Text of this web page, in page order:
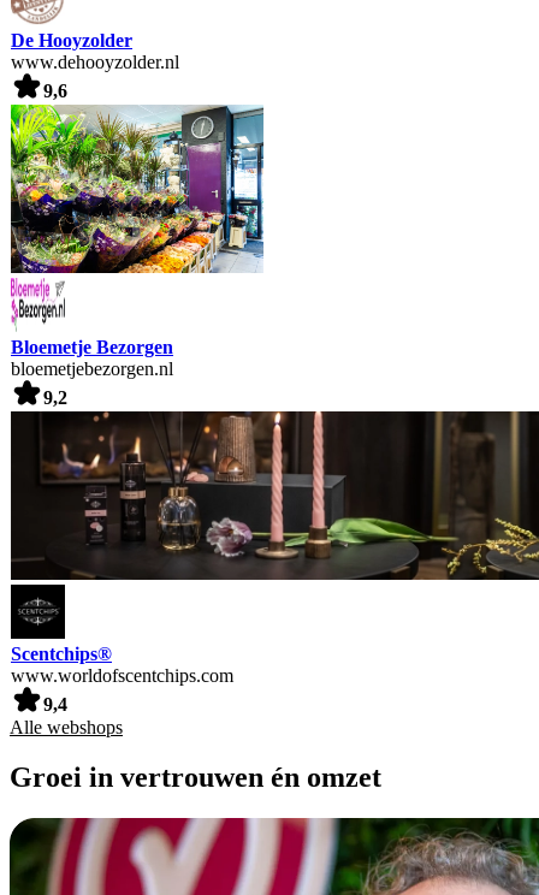
De Hooyzolder
www.dehooyzolder.nl
9,6
Bloemetje Bezorgen
bloemetjebezorgen.nl
9,2
Scentchips®
www.worldofscentchips.com
9,4
Alle webshops
Groei in vertrouwen én omzet